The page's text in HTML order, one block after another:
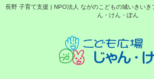
長野 子育て支援 | NPO法人 ながのこどもの城いきいき
ん・けん・ぽん